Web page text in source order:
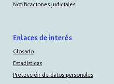
Notificaciones judiciales
Enlaces de interés
Glosario
Estadísticas
Protección de datos personales